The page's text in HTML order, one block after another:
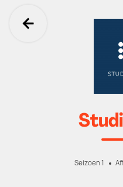
Ga terug
Seizoen 1